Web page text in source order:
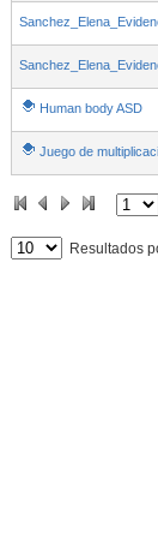
Human body ASD
Juego de
Resultados